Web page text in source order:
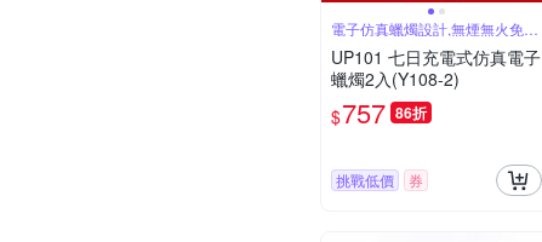
電子仿真蠟燭設計,無煙無火免插
電
UP101 七日充電式仿真電子
蠟燭2入(Y108-2)
$757 86折
挑戰低價 券